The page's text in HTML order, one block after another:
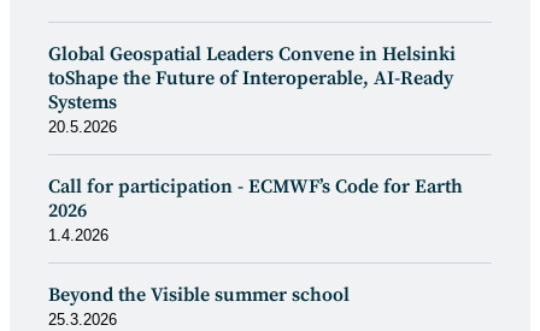
Global Geospatial Leaders Convene in Helsinki
toShape the Future of Interoperable, AI-Ready
Systems
20.5.2026
Call for participation - ECMWF’s Code for Earth
2026
1.4.2026
Beyond the Visible summer school
25.3.2026